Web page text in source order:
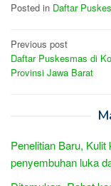
Posted in Daftar
Post
navigation
Previous post
Daftar Puskesmas di
Provinsi Jawa Barat
Penelitian Baru,
penyembuhan luka